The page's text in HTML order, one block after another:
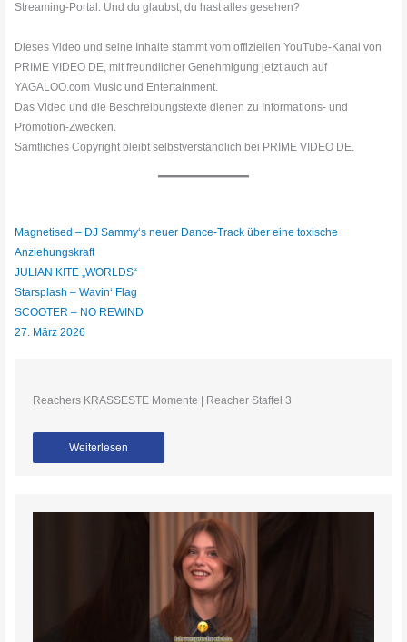
Streaming-Portal. Und du glaubst, du hast alles gesehen?
Dieses Video und seine Inhalte stammt vom offiziellen YouTube-Kanal von
PRIME VIDEO DE, mit freundlicher Genehmigung jetzt auch auf
YAGALOO.com Music und Entertainment.
Das Video und die Beschreibungstexte dienen zu Informations- und
Promotion-Zwecken.
Sämtliches Copyright bleibt selbstverständlich bei PRIME VIDEO DE.
Magnetised – DJ Sammy‘s neuer Dance-Track über eine toxische
Anziehungskraft
JULIAN KITE „WORLDS“
Starsplash – Wavin‘ Flag
SCOOTER – NO REWIND
27. März 2026
Reachers KRASSESTE Momente | Reacher Staffel 3
Weiterlesen